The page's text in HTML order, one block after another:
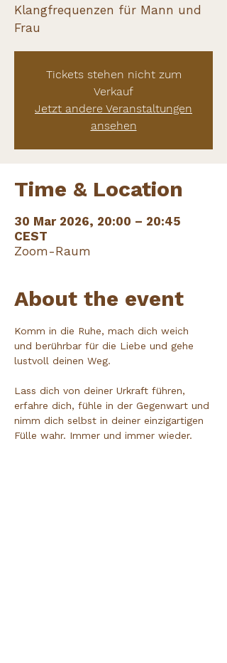
Klangfrequenzen für Mann und
Frau
Tickets stehen nicht zum
Verkauf
Jetzt andere Veranstaltungen
ansehen
Time & Location
30 Mar 2026, 20:00 – 20:45
CEST
Zoom-Raum
About the event
Komm in die Ruhe, mach dich weich
und berührbar für die Liebe und gehe
lustvoll deinen Weg.
Lass dich von deiner Urkraft führen,
erfahre dich, fühle in der Gegenwart und
nimm dich selbst in deiner einzigartigen
Fülle wahr. Immer und immer wieder.